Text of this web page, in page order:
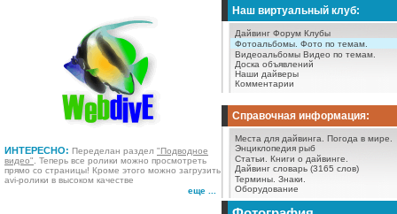
ИНТЕРЕСНО: Переделан раздел "Подводное
видео" . Теперь все ролики можно просмотреть
прямо со страницы! Кроме этого можно загрузить
avi-ролики в высоком качестве
еще ...
Наш виртуальный клуб:
Дайвинг Форум Клубы
Фотоальбомы. Фото по темам.
Видеоальбомы Видео по темам.
Доска объявлений
Наши дайверы
Комментарии
Справочная информация:
Места для дайвинга.
Погода в мире.
Энциклопедия рыб
Статьи.
Книги о дайвинге.
Дайвинг словарь (3165 слов)
Термины. Знаки.
Оборудование